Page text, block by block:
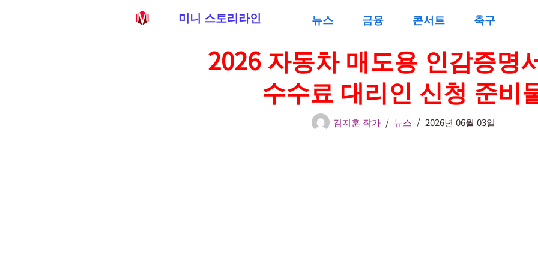
미니 스토리라인 뉴스 금융 콘서트 축구
2026 자동차 매도용 인감증명
수수료 대리인 신청 준비
김지훈 작가 뉴스 2026년 06월 03일